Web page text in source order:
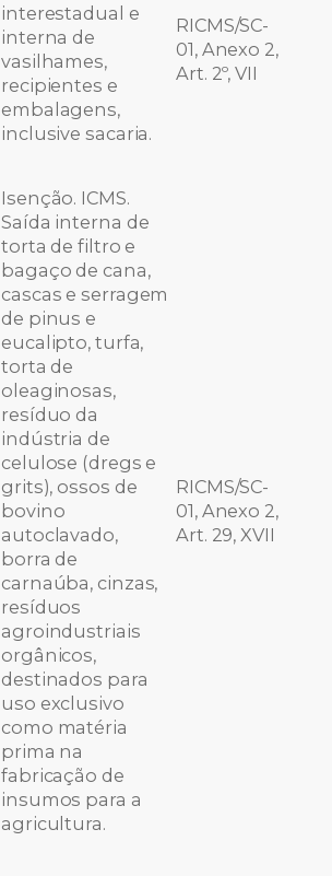
interestadual e
interna de
vasilhames,
recipientes e
embalagens,
inclusive sacaria.
RICMS/SC-
01, Anexo 2,
Art. 2º, VII
Isenção. ICMS.
Saída interna de
torta de filtro e
bagaço de cana,
cascas e serragem
de pinus e
eucalipto, turfa,
torta de
oleaginosas,
resíduo da
indústria de
celulose (dregs e
grits), ossos de
bovino
autoclavado,
borra de
carnaúba, cinzas,
resíduos
agroindustriais
orgânicos,
destinados para
uso exclusivo
como matéria
prima na
fabricação de
insumos para a
agricultura.
RICMS/SC-
01, Anexo 2,
Art. 29, XVII